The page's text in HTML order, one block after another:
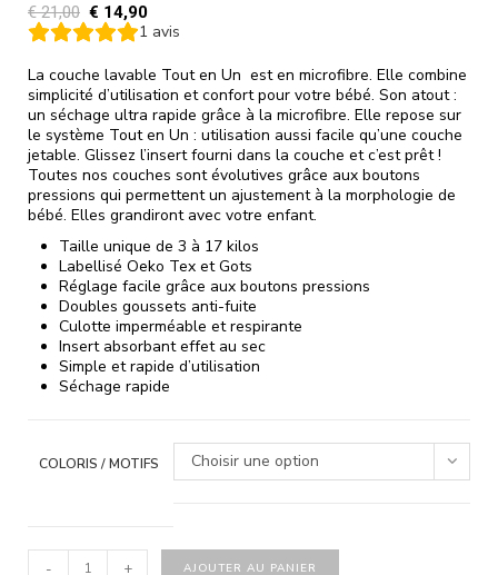
€21,00 € 14,90
1 avis
La couche lavable Tout en Un est en microfibre. Elle combine
simplicité d’utilisation et confort pour votre bébé. Son atout :
un séchage ultra rapide grâce à la microfibre. Elle repose sur
le système Tout en Un : utilisation aussi facile qu’une couche
jetable. Glissez l’insert fourni dans la couche et c’est prêt !
Toutes nos couches sont évolutives grâce aux boutons
pressions qui permettent un ajustement à la morphologie de
bébé. Elles grandiront avec votre enfant.
Taille unique de 3 à 17 kilos
Labellisé Oeko Tex et Gots
Réglage facile grâce aux boutons pressions
Doubles goussets anti-fuite
Culotte imperméable et respirante
Insert absorbant effet au sec
Simple et rapide d’utilisation
Séchage rapide
COLORIS / MOTIFS Choisir une option
- + AJOUTER AU PANIER